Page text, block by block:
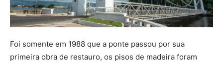
Foi somente em 1988 que a ponte passou por sua
primeira obra de restauro, os pisos de madeira foram